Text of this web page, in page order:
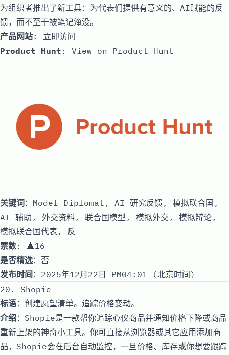
为组织者推出了新工具：为代表们提供有意义的、AI赋能的反
馈，而不至于被笔记淹没。
产品网站: 立即访问
Product Hunt : View on Product Hunt
关键词 ：Model Diplomat, AI 研究反馈, 模拟联合国,
AI 辅助, 外交资料, 联合国模型, 模拟外交, 模拟辩论,
模拟联合国代表, 反
票数: 🔺16
是否精选：否
发布时间 ：2025年12月22日 PM04:01 (北京时间)
20. Shopie
标语：创建愿望清单。追踪价格变动。
介绍：Shopie是一款帮你追踪心仪商品并通知价格下降或商品
重新上架的神奇小工具。你可直接从浏览器或其它应用添加商
品，Shopie会在后台自动监控，一旦价格、库存或你想要跟踪